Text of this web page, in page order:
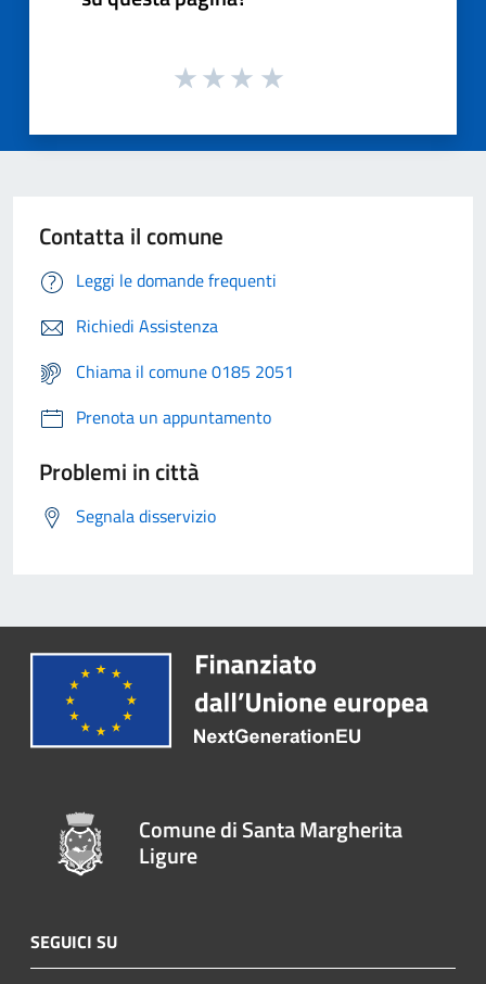
Contatta il comune
Leggi le domande frequenti
Richiedi Assistenza
Chiama il comune 0185 2051
Prenota un appuntamento
Problemi in città
Segnala disservizio
Comune di Santa Margherita
Ligure
SEGUICI SU